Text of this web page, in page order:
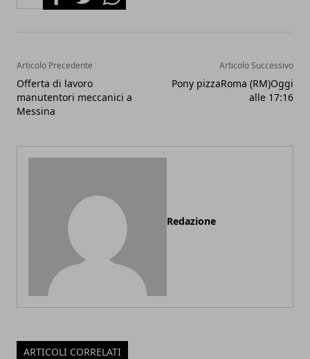
Articolo Precedente
Offerta di lavoro
manutentori meccanici a
Messina
Articolo Successivo
Pony pizzaRoma (RM)Oggi
alle 17:16
Redazione
ARTICOLI CORRELATI